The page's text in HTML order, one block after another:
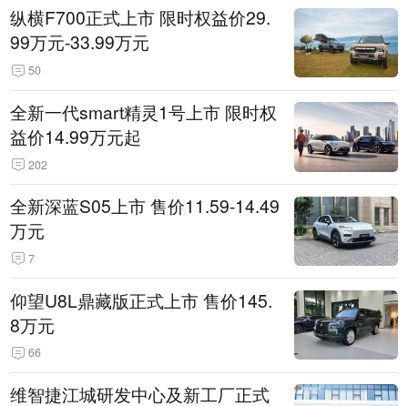
纵横F700正式上市 限时权益价29.
99万元-33.99万元
50
全新一代smart精灵1号上市 限时权
益价14.99万元起
202
全新深蓝S05上市 售价11.59-14.49
万元
7
仰望U8L鼎藏版正式上市 售价145.
8万元
66
维智捷江城研发中心及新工厂正式